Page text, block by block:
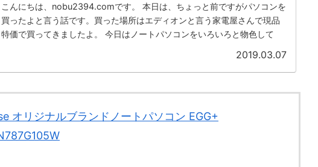
こんにちは、nobu2394.comです。 本日は、ちょっと前ですがパソコンを
買ったよと言う話です。買った場所はエディオンと言う家電屋さんで現品
特価で買ってきましたよ。 今日はノートパソコンをいろいろと物色して
2019.03.07
オリジナルブランドノートパソコン EGG+